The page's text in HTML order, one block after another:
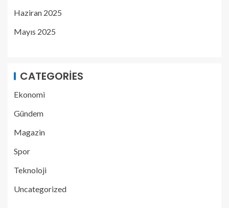
Haziran 2025
Mayıs 2025
CATEGORIES
Ekonomi
Gündem
Magazin
Spor
Teknoloji
Uncategorized